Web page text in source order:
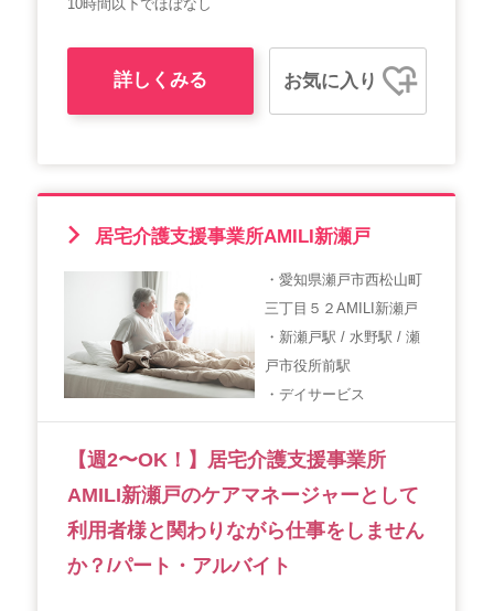
10時間以下でほぼなし
詳しくみる お気に入り
居宅介護支援事業所AMILI新瀬戸
・愛知県瀬戸市西松山町
三丁目５２AMILI新瀬戸
・新瀬戸駅 / 水野駅 / 瀬
戸市役所前駅
・デイサービス
【週2〜OK！】居宅介護支援事業所
AMILI新瀬戸のケアマネージャーとして
利用者様と関わりながら仕事をしません
か？/パート・アルバイト